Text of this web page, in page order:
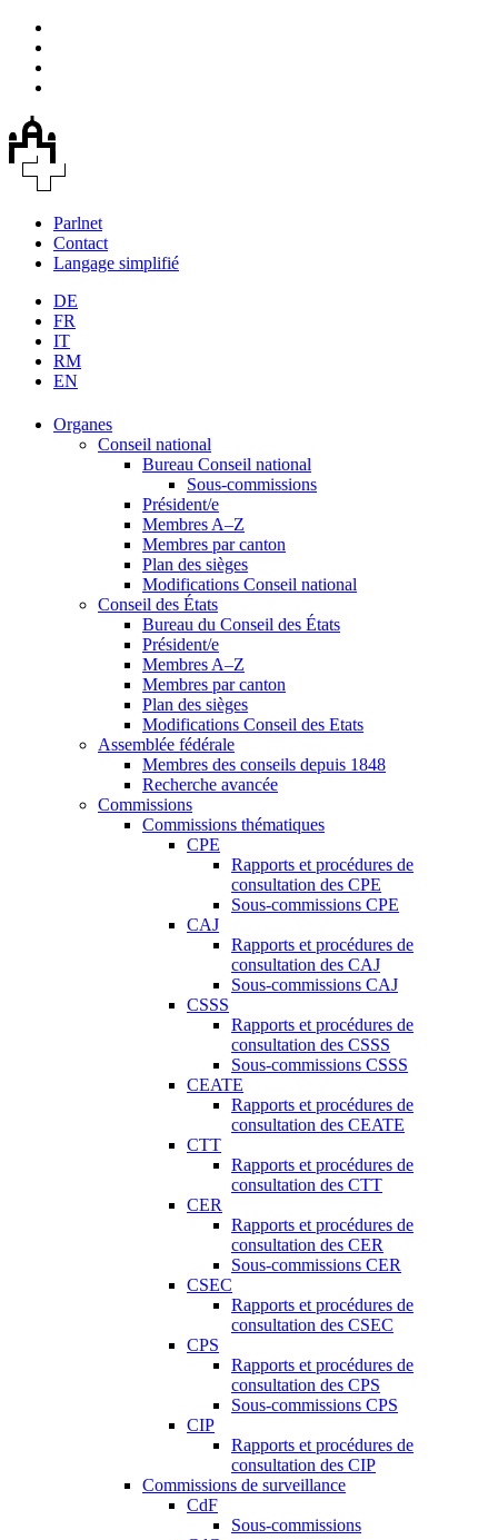
Parlnet
Contact
Langage simplifié
DE
FR
IT
RM
EN
Organes
Conseil national
Bureau Conseil national
Sous-commissions
Président/e
Membres A–Z
Membres par canton
Plan des sièges
Modifications Conseil national
Conseil des États
Bureau du Conseil des États
Président/e
Membres A–Z
Membres par canton
Plan des sièges
Modifications Conseil des Etats
Assemblée fédérale
Membres des conseils depuis 1848
Recherche avancée
Commissions
Commissions thématiques
CPE
Rapports et procédures de
consultation des CPE
Sous-commissions CPE
CAJ
Rapports et procédures de
consultation des CAJ
Sous-commissions CAJ
CSSS
Rapports et procédures de
consultation des CSSS
Sous-commissions CSSS
CEATE
Rapports et procédures de
consultation des CEATE
CTT
Rapports et procédures de
consultation des CTT
CER
Rapports et procédures de
consultation des CER
Sous-commissions CER
CSEC
Rapports et procédures de
consultation des CSEC
CPS
Rapports et procédures de
consultation des CPS
Sous-commissions CPS
CIP
Rapports et procédures de
consultation des CIP
Commissions de surveillance
CdF
Sous-commissions